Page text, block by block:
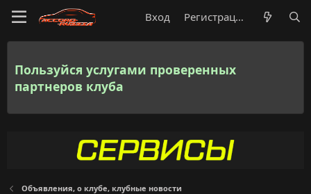
Вход Регистрация
Пользуйся услугами проверенных
партнеров клуба
Объявления, о клубе, клубные новости